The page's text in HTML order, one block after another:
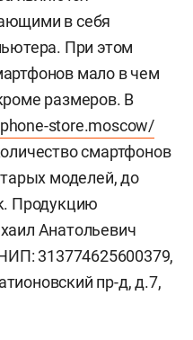
в себя
При этом
мало в чем
размеров. В
store.moscow/
смартфонов
моделей, до
Продукцию
Анатольевич
313774625600379,
пр-д, д.7,